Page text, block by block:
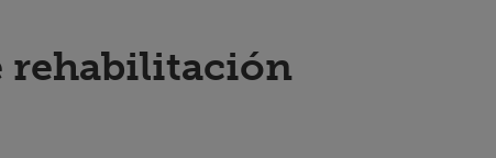
rehabilitación